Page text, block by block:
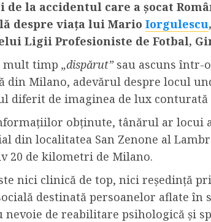
de la accidentul care a șocat
despre viața lui Mario Iorgulescu
Ligii Profesioniste de Fotbal,
mult timp „dispărut”sau ascuns într-
din Milano, adevărul despre locul
diferit de imaginea de lux
obținute, tânărul ar locui
din localitatea San Zenone al
20 de kilometri de Milano.
nici clinică de top, nici reședință
destinată persoanelor aflate în
nevoie de reabilitare psihologică și